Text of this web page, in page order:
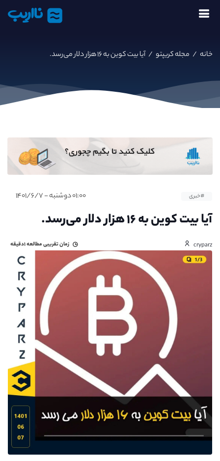
نااریب
خانه / مجله کریپتو /آیا بیت کوین به ۱۶ هزار دلار می‌رسد.
#خبری ۰۱:۰۰ دوشنبه - ۱۴۰۱/۶/۷
آیا بیت کوین به ۱۶ هزار دلار می‌رسد.
cryparz زمان تقریبی مطالعه۱دقیقه